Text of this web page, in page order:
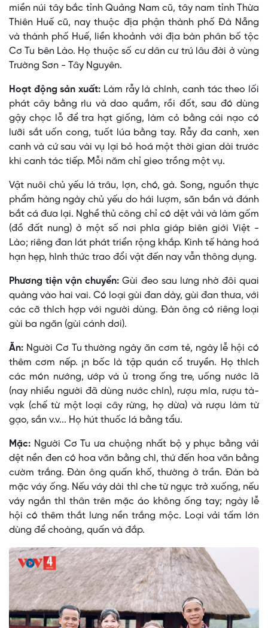
miền núi tây bắc tỉnh Quảng Nam cũ, tây nam tỉnh Thừa
Thiên Huế cũ, nay thuộc địa phận thành phố Đà Nẵng
và thành phố Huế, liền khoảnh với địa bàn phân bố tộc
Cơ Tu bên Lào. Họ thuộc số cư dân cư trú lâu đời ở vùng
Trường Sơn - Tây Nguyên.
Hoạt động sản xuất: Làm rẫy là chính, canh tác theo lối
phát cây bằng rìu và dao quắm, rồi đốt, sau đó dùng
gậy chọc lỗ để tra hạt giống, làm cỏ bằng cái nạo có
lưỡi sắt uốn cong, tuốt lúa bằng tay. Rẫy đa canh, xen
canh và cứ sau vài vụ lại bỏ hoá một thời gian dài trước
khi canh tác tiếp. Mỗi năm chỉ gieo trồng một vụ.
Vật nuôi chủ yếu là trâu, lợn, chó, gà. Song, nguồn thực
phẩm hàng ngày chủ yếu do hái lượm, săn bắn và đánh
bắt cá đưa lại. Nghề thủ công chỉ có dệt vải và làm gốm
(đồ đất nung) ở một số nơi phía giáp biên giới Việt -
Lào; riêng đan lát phát triển rộng khắp. Kinh tế hàng hoá
hạn hẹp, hình thức trao đổi vật đến nay vẫn thông dụng.
Phương tiện vận chuyển:Gùi đeo sau lưng nhờ đôi quai
quàng vào hai vai. Có loại gùi đan dày, gùi đan thưa, với
các cỡ thích hợp với người dùng. Ðàn ông có riêng loại
gùi ba ngăn (gùi cánh dơi).
Ăn: Người Cơ Tu thường ngày ăn cơm tẻ, ngày lễ hội có
thêm cơm nếp. ¡n bốc là tập quán cổ truyền. Họ thích
các món nướng, ướp và ủ trong ống tre, uống nước lã
(nay nhiều người đã dùng nước chín), rượu mía, rượu tà-
vạk (chế từ một loại cây rừng, họ dừa) và rượu làm từ
gạo, sắn v.v... Họ hút thuốc lá bằng tẩu.
Mặc: Người Cơ Tu ưa chuộng nhất bộ y phục bằng vải
dệt nền đen có hoa văn bằng chì, thứ đến hoa văn bằng
cườm trắng. Ðàn ông quấn khố, thường ở trần. Ðàn bà
mặc váy ống. Nếu váy dài thì che từ ngực trở xuống, nếu
váy ngắn thì thân trên mặc áo không ống tay; ngày lễ
hội có thêm thắt lưng nền trắng mộc. Loại vải tấm lớn
dùng để choàng, quấn và đắp.